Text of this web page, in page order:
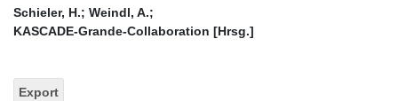
Schieler, H.; Weindl, A.;
KASCADE-Grande-Collaboration [Hrsg.]
Export